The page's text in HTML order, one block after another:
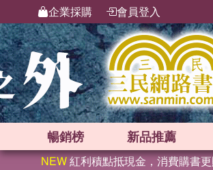
企業採購 會員登入
暢銷榜 新品推薦
NEW紅利積點抵現金，消費購書